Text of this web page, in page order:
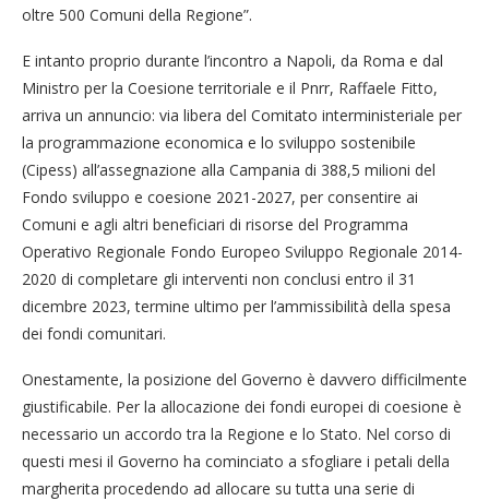
oltre 500 Comuni della Regione”.
E intanto proprio durante l’incontro a Napoli, da Roma e dal
Ministro per la Coesione territoriale e il Pnrr, Raffaele Fitto,
arriva un annuncio: via libera del Comitato interministeriale per
la programmazione economica e lo sviluppo sostenibile
(Cipess) all’assegnazione alla Campania di 388,5 milioni del
Fondo sviluppo e coesione 2021-2027, per consentire ai
Comuni e agli altri beneficiari di risorse del Programma
Operativo Regionale Fondo Europeo Sviluppo Regionale 2014-
2020 di completare gli interventi non conclusi entro il 31
dicembre 2023, termine ultimo per l’ammissibilità della spesa
dei fondi comunitari.
Onestamente, la posizione del Governo è davvero difficilmente
giustificabile. Per la allocazione dei fondi europei di coesione è
necessario un accordo tra la Regione e lo Stato. Nel corso di
questi mesi il Governo ha cominciato a sfogliare i petali della
margherita procedendo ad allocare su tutta una serie di